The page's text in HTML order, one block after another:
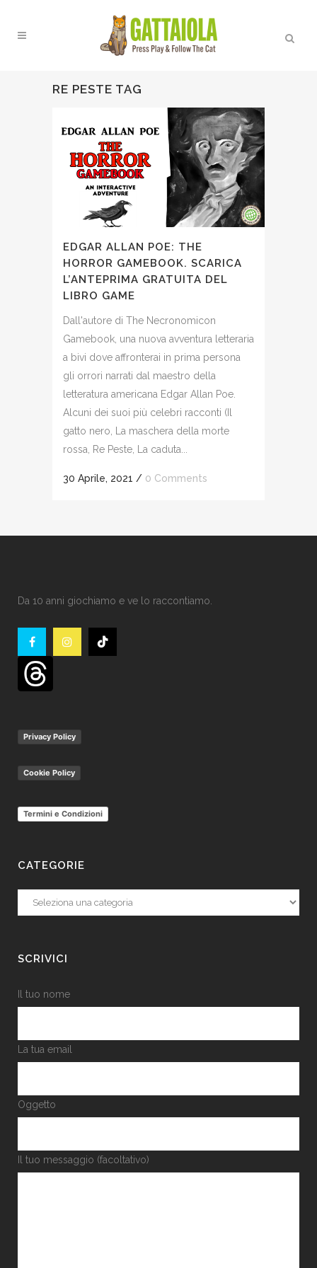
RE PESTE TAG
EDGAR ALLAN POE: THE
HORROR GAMEBOOK. SCARICA
L’ANTEPRIMA GRATUITA DEL
LIBRO GAME
Dall'autore di The Necronomicon
Gamebook, una nuova avventura letteraria
a bivi dove affronterai in prima persona
gli orrori narrati dal maestro della
letteratura americana Edgar Allan Poe.
Alcuni dei suoi più celebri racconti (Il
gatto nero, La maschera della morte
rossa, Re Peste, La caduta...
30 Aprile, 2021 / 0 Comments
Da 10 anni giochiamo e ve lo raccontiamo.
Privacy Policy
Cookie Policy
Termini e Condizioni
CATEGORIE
Categorie
SCRIVICI
Il tuo nome
La tua email
Oggetto
Il tuo messaggio (facoltativo)